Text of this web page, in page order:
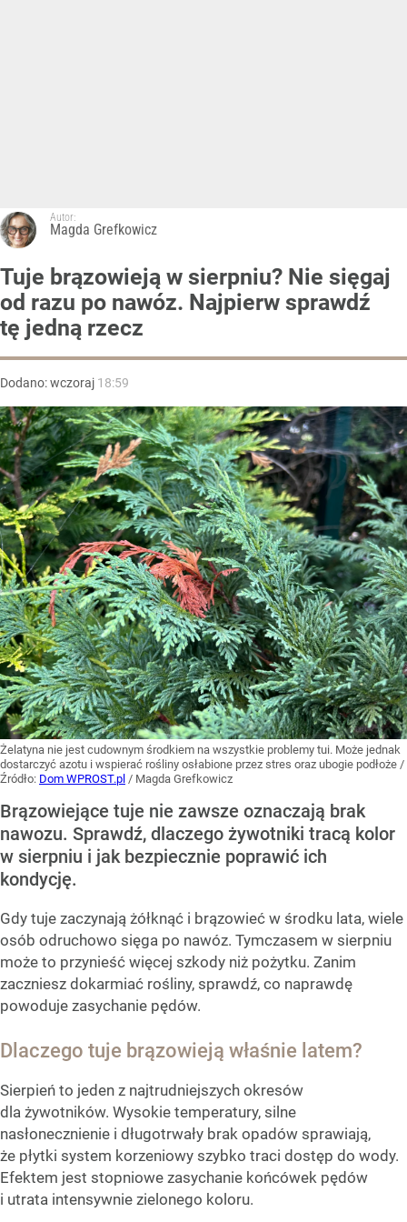
Autor:
Magda Grefkowicz
Tuje brązowieją w sierpniu? Nie sięgaj
od razu po nawóz. Najpierw sprawdź
tę jedną rzecz
Dodano:wczoraj 18:59
Żelatyna nie jest cudownym środkiem na wszystkie problemy tui. Może jednak
dostarczyć azotu i wspierać rośliny osłabione przez stres oraz ubogie podłoże /
Źródło: Dom WPROST.pl / Magda Grefkowicz
Brązowiejące tuje nie zawsze oznaczają brak
nawozu. Sprawdź, dlaczego żywotniki tracą kolor
w sierpniu i jak bezpiecznie poprawić ich
kondycję.
Gdy tuje zaczynają żółknąć i brązowieć w środku lata, wiele
osób odruchowo sięga po nawóz. Tymczasem w sierpniu
może to przynieść więcej szkody niż pożytku. Zanim
zaczniesz dokarmiać rośliny, sprawdź, co naprawdę
powoduje zasychanie pędów.
Dlaczego tuje brązowieją właśnie latem?
Sierpień to jeden z najtrudniejszych okresów
dla żywotników. Wysokie temperatury, silne
nasłonecznienie i długotrwały brak opadów sprawiają,
że płytki system korzeniowy szybko traci dostęp do wody.
Efektem jest stopniowe zasychanie końcówek pędów
i utrata intensywnie zielonego koloru.